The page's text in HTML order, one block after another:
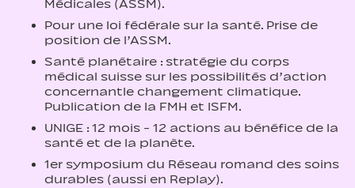
Médicales (ASSM).
Pour une loi fédérale sur la santé. Prise de
position de l’ASSM.
Santé planétaire : stratégie du corps
médical suisse sur les possibilités d’action
concernantle changement climatique.
Publication de la FMH et ISFM.
UNIGE : 12 mois - 12 actions au bénéfice de la
santé et de la planète.
1er symposium du Réseau romand des soins
durables (aussi en Replay).